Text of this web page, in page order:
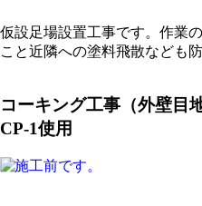
仮設足場設置工事です。作業
こと近隣への塗料飛散なども
コーキング工事（外壁目
CP-1使用